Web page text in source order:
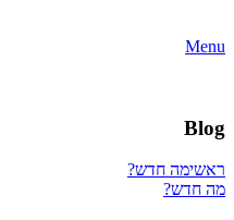
Menu
Blog
ראשימה חדש?
מה חדש?